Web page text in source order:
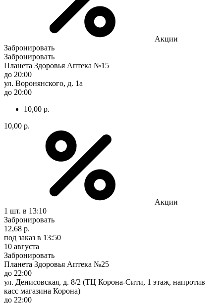
Акции
Забронировать
Забронировать
Планета Здоровья Аптека №15
до 20:00
ул. Воронянского, д. 1а
до 20:00
10,00 р.
10,00 р.
Акции
1 шт. в 13:10
Забронировать
12,68 р.
под заказ в 13:50
10 августа
Забронировать
Планета Здоровья Аптека №25
до 22:00
ул. Денисовская, д. 8/2 (ТЦ Корона-Сити, 1 этаж, напротив
касс магазина Корона)
до 22:00